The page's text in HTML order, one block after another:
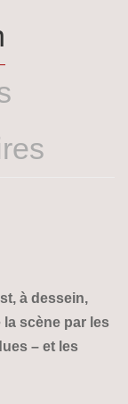
à dessein,
scène par les
– et les